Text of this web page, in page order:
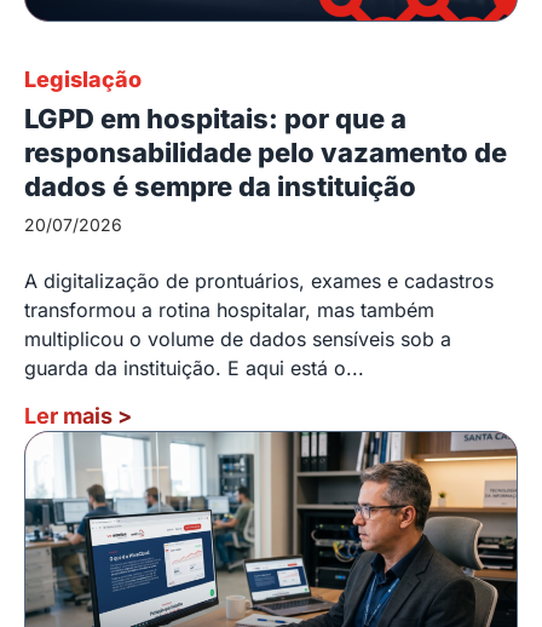
Legislação
LGPD em hospitais: por que a
responsabilidade pelo vazamento de
dados é sempre da instituição
20/07/2026
A digitalização de prontuários, exames e cadastros
transformou a rotina hospitalar, mas também
multiplicou o volume de dados sensíveis sob a
guarda da instituição. E aqui está o...
Ler mais >